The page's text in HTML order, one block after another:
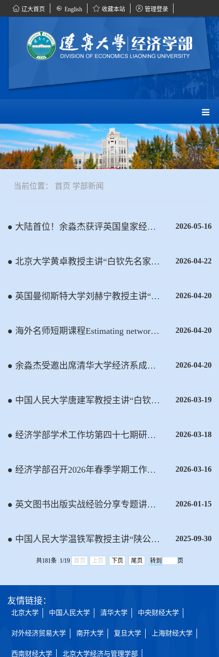
辽大首页 English 收藏本站 管理登录
当前位置： 首页 学部新闻
● 大陆首位！余淼杰获评英国皇家经济
学会终身院士，并授予终身勋衔FREcon
2026-05-16
● 北京大学黄卓教授主讲“白钦先名家讲
座”（第二十七讲）
2026-04-22
● 英国曼彻斯特大学刘赫宁教授主讲“白
钦先海外名家讲座”（第八讲）
2026-04-20
● 海外名师短期课程Estimating network
models with cross-section and panel data
2026-04-20
● 余淼杰受邀出席清华大学经济系成立
一百周年纪念大会暨学科发展研讨会并
2026-04-20
● 中国人民大学唐建军教授主讲“白钦先
名家讲座”（第二十二讲）
2026-03-19
● 经济学部学术工作坊第四十七期研讨
会成功举办
2026-03-18
● 经济学部召开2026年春季学期工作部
署讨论会
2026-03-16
● 英文图书出版实战经验分享专题讲座
成功举行
2026-01-15
● 中国人民大学温铁军教授主讲“陕公大
学堂”暨“宋则行名家大讲堂”（第二十九
2025-09-30
共181条 1/19 首页 上页 下页 尾页 页
友情链接：
北京大学 中国人民大学 清华大学 中央财经大学
对外经济贸易大学 南开大学 复旦大学 上海财经大学
西南财经大学 北京大学经济与管理学部